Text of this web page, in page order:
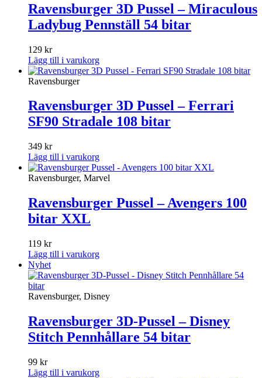
Ravensburger 3D Pussel – Miraculous
Ladybug Pennställ 54 bitar
129 kr
Lägg till i varukorg
Ravensburger
Ravensburger 3D Pussel – Ferrari
SF90 Stradale 108 bitar
349 kr
Lägg till i varukorg
Ravensburger, Marvel
Ravensburger Pussel – Avengers 100
bitar XXL
119 kr
Lägg till i varukorg
Nyhet
Ravensburger, Disney
Ravensburger 3D-Pussel – Disney
Stitch Pennhållare 54 bitar
99 kr
Lägg till i varukorg